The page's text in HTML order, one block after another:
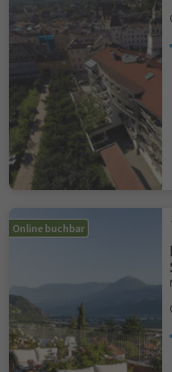
Online buchbar